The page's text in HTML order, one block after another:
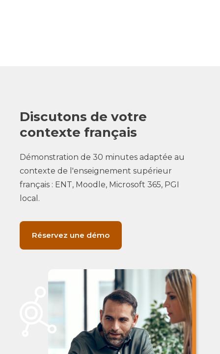
Discutons de votre
contexte français
Démonstration de 30 minutes adaptée au
contexte de l'enseignement supérieur
français : ENT, Moodle, Microsoft 365, PGI
local.
Réservez une démo